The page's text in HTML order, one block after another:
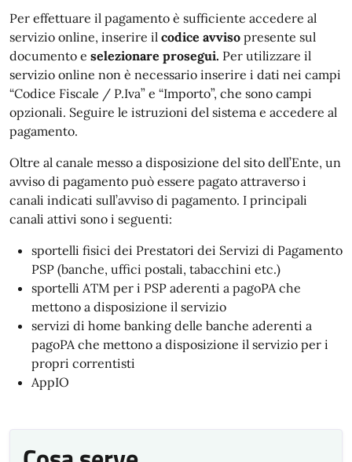
Per effettuare il pagamento è sufficiente accedere al
servizio online, inserire il codice avviso presente sul
documento e selezionare prosegui. Per utilizzare il
servizio online non è necessario inserire i dati nei campi
“Codice Fiscale / P.Iva” e “Importo”, che sono campi
opzionali. Seguire le istruzioni del sistema e accedere al
pagamento.
Oltre al canale messo a disposizione del sito dell’Ente, un
avviso di pagamento può essere pagato attraverso i
canali indicati sull’avviso di pagamento. I principali
canali attivi sono i seguenti:
sportelli fisici dei Prestatori dei Servizi di Pagamento
PSP (banche, uffici postali, tabacchini etc.)
sportelli ATM per i PSP aderenti a pagoPA che
mettono a disposizione il servizio
servizi di home banking delle banche aderenti a
pagoPA che mettono a disposizione il servizio per i
propri correntisti
AppIO